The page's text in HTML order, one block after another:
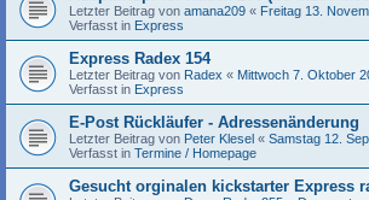
Letzter Beitrag von amana209 « Freitag 13.
Verfasst in Express
Express Radex 154
Letzter Beitrag von Radex « Mittwoch 7. Oktober
Verfasst in Express
E-Post Rückläufer - Adressenänderung
Letzter Beitrag von Peter Klesel « Samstag 12.
Verfasst in Termine / Homepage
Gesucht orginalen kickstarter Express